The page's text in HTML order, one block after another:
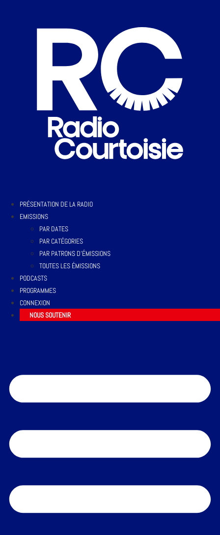
PRÉSENTATION DE LA RADIO
EMISSIONS
PAR DATES
PAR CATÉGORIES
PAR PATRONS D’ÉMISSIONS
TOUTES LES ÉMISSIONS
PODCASTS
PROGRAMMES
CONNEXION
NOUS SOUTENIR